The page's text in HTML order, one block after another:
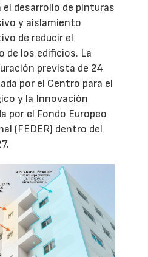
desarrollo de pinturas
y aislamiento
de reducir el
de los edificios. La
prevista de 24
por el Centro para el
y la Innovación
por el Fondo Europeo
(FEDER) dentro del